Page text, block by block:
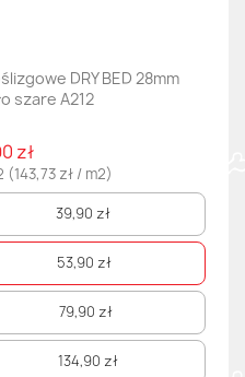
DRY BED 28mm
szare A212
zł
zł / m2)
39,90 zł
53,90 zł
79,90 zł
134,90 zł